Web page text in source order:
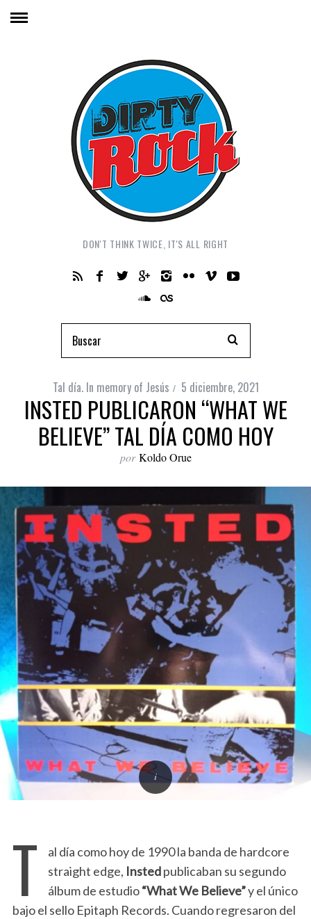
DON'T THINK TWICE, IT'S ALL RIGHT
Tal día. In memory of Jesús 5 diciembre, 2021
INSTED PUBLICARON “WHAT WE
BELIEVE” TAL DÍA COMO HOY
por Koldo Orue
T
al día como hoy de 1990 la banda de hardcore
straight edge, Instedpublicaban su segundo
álbum de estudio“What We Believe”y el único
bajo el sello Epitaph Records. Cuando regresaron del